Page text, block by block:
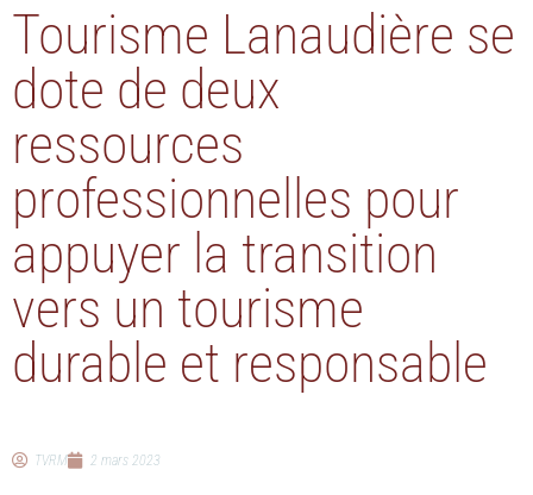
Tourisme Lanaudière se
dote de deux
ressources
professionnelles pour
appuyer la transition
vers un tourisme
durable et responsable
TVRM 2 mars 2023